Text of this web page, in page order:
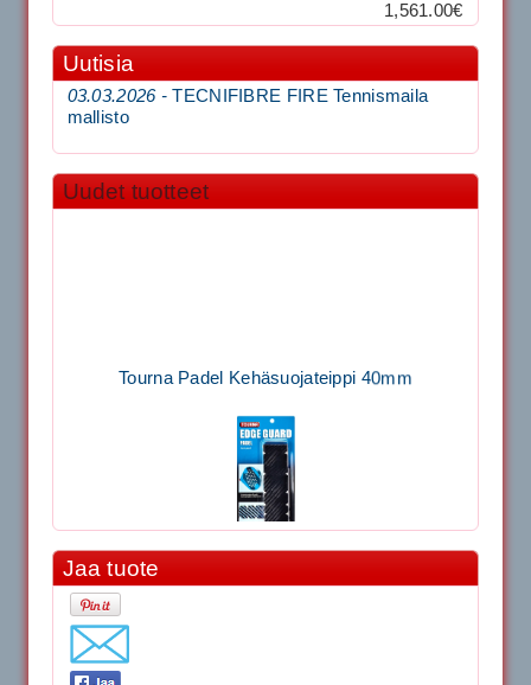
1,561.00€
Uutisia
03.03.2026 -TECNIFIBRE FIRE Tennismaila
mallisto
Uudet tuotteet
Tourna Padel Kehäsuojateippi 40mm
Signum S-7000 Jännityskone (Pöytämalli)
Jaa tuote